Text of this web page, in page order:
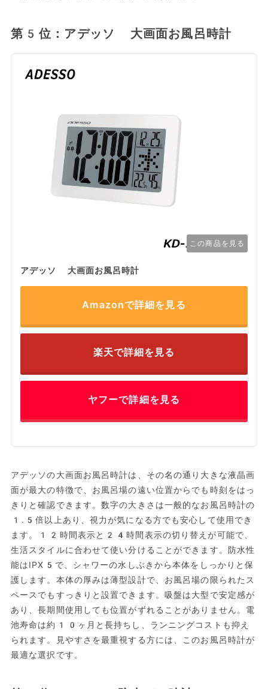
第5位：アデッソ 大画面お風呂時計
この商品を見る
アデッソ 大画面お風呂時計
Amazonで詳細を見る
楽天で詳細を見る
ヤフーで詳細を見る
アデッソの大画面お風呂時計は、その名の通り大きな液晶画
面が最大の特徴で、お風呂場の遠い位置からでも時刻をはっ
きりと確認できます。数字の大きさは一般的なお風呂時計の
1.5倍以上あり、視力が気になる方でも安心して使用でき
ます。12時間表示と24時間表示の切り替えが可能で、
生活スタイルに合わせて使い分けることができます。防水性
能はIPX5で、シャワーの水しぶきから本体をしっかりと保
護します。本体の厚みは薄型設計で、お風呂場の限られたス
ペースでもすっきりと設置できます。吸盤は大型で安定感が
あり、長期間使用しても位置がずれることがありません。電
池寿命は約10ヶ月と長持ちし、ランニングコストも抑え
られます。見やすさを最重視する方には、このお風呂時計が
最適な選択です。